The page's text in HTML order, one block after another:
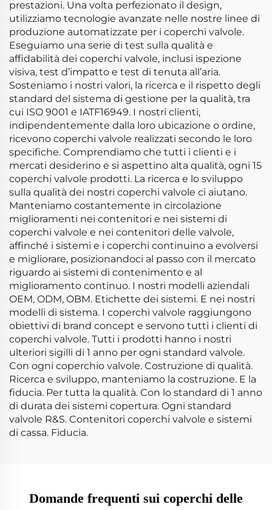
prestazioni. Una volta perfezionato il design,
utilizziamo tecnologie avanzate nelle nostre linee di
produzione automatizzate per i coperchi valvole.
Eseguiamo una serie di test sulla qualità e
affidabilità dei coperchi valvole, inclusi ispezione
visiva, test d’impatto e test di tenuta all’aria.
Sosteniamo i nostri valori, la ricerca e il rispetto degli
standard del sistema di gestione per la qualità, tra
cui ISO 9001 e IATF16949. I nostri clienti,
indipendentemente dalla loro ubicazione o ordine,
ricevono coperchi valvole realizzati secondo le loro
specifiche. Comprendiamo che tutti i clienti e i
mercati desiderino e si aspettino alta qualità, ogni 15
coperchi valvole prodotti. La ricerca e lo sviluppo
sulla qualità dei nostri coperchi valvole ci aiutano.
Manteniamo costantemente in circolazione
miglioramenti nei contenitori e nei sistemi di
coperchi valvole e nei contenitori delle valvole,
affinché i sistemi e i coperchi continuino a evolversi
e migliorare, posizionandoci al passo con il mercato
riguardo ai sistemi di contenimento e al
miglioramento continuo. I nostri modelli aziendali
OEM, ODM, OBM. Etichette dei sistemi. E nei nostri
modelli di sistema. I coperchi valvole raggiungono
obiettivi di brand concept e servono tutti i clienti di
coperchi valvole. Tutti i prodotti hanno i nostri
ulteriori sigilli di 1 anno per ogni standard valvole.
Con ogni coperchio valvole. Costruzione di qualità.
Ricerca e sviluppo, manteniamo la costruzione. E la
fiducia. Per tutta la qualità. Con lo standard di 1 anno
di durata dei sistemi copertura. Ogni standard
valvole R&S. Contenitori coperchi valvole e sistemi
di cassa. Fiducia.
Domande frequenti sui coperchi delle